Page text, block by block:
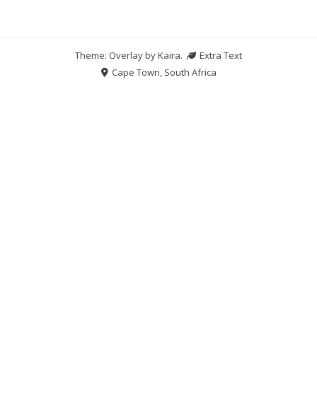
Theme: Overlay byKaira.
Extra Text
Cape Town, South Africa